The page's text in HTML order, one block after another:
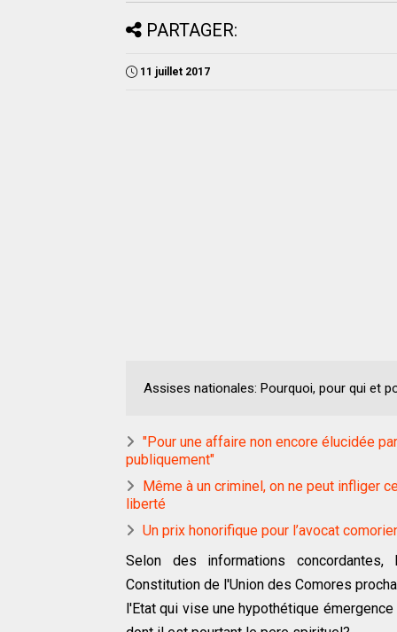
PARTAGER:
11 juillet 2017
Assises nationales: Pourquoi, pour qui et
"Pour une affaire non encore élucidée
publiquement"
Même à un criminel, on ne peut infliger
liberté
Un prix honorifique pour l’avocat
Selon des informations
Constitution de l'Union des Comores
l'Etat qui vise une hypothétique